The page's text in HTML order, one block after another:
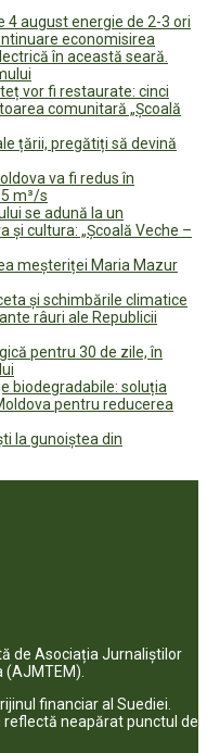
4 august energie de 2-3 ori
economisirea
în această seară.
vor fi restaurate: cinci
comunitară „Școală
țării, pregătiți să devină
va fi redus în
m³/s
se adună la un
și cultura: „Școală Veche –
meșteriței Maria Mazur
și schimbările climatice
râuri ale Republicii
pentru 30 de zile, în
biodegradabile: soluția
pentru reducerea
la gunoiștea din
de Asociația Jurnaliștilor
(AJMTEM).
financiar al Suediei.
neapărat punctul de